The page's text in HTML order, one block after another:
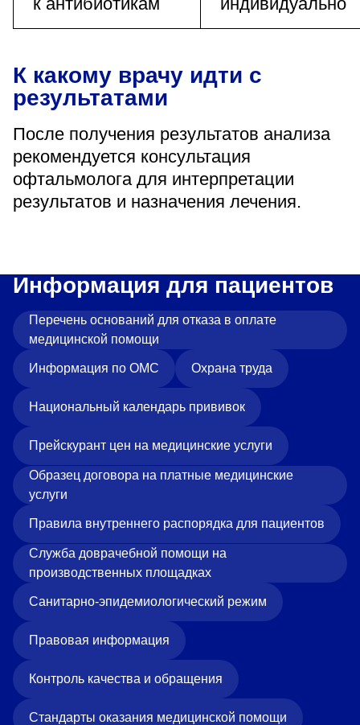
К какому врачу идти с
результатами
После получения результатов анализа
рекомендуется консультация
офтальмолога для интерпретации
результатов и назначения лечения.
Информация для пациентов
Перечень оснований для отказа в оплате
медицинской помощи
Информация по ОМС Охрана труда
Национальный календарь прививок
Прейскурант цен на медицинские услуги
Образец договора на платные медицинские
услуги
Правила внутреннего распорядка для пациентов
Служба доврачебной помощи на
производственных площадках
Санитарно-эпидемиологический режим
Правовая информация
Контроль качества и обращения
Стандарты оказания медицинской помощи